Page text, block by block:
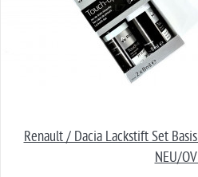
Renault / Dacia Lackstift Set
NEU/